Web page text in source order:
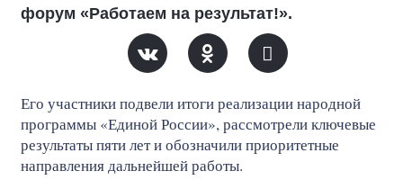
форум «Работаем на результат!».
Его участники подвели итоги реализации народной
программы «Единой России», рассмотрели ключевые
результаты пяти лет и обозначили приоритетные
направления дальнейшей работы.